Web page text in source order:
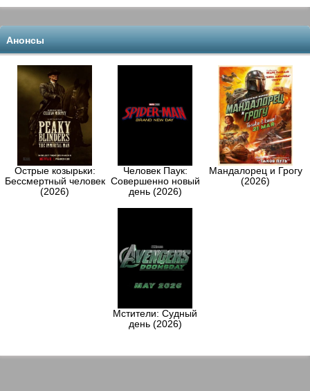
Анонсы
Острые козырьки:
Бессмертный человек
(2026)
Человек Паук:
Совершенно новый
день (2026)
Мандалорец и Грогу
(2026)
Мстители: Судный
день (2026)